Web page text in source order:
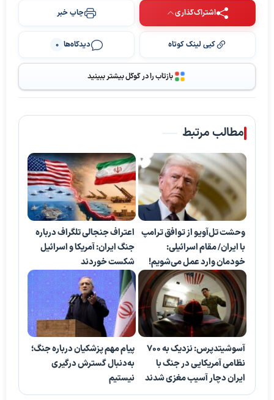
اشتراک‌گذاری چاپ خبر
کپی لینک کوتاه دیدگاه‌ها 0
بازتاب را در گوگل بیشتر ببینید
مطالب مرتبط
وحشت تل‌آویو از توافق ترامپ
با ایران/ مقام اسرائیلی:
خودمان وارد عمل می‌شویم!
اعتراف جنجالی تلگراف درباره
جنگ ایران: آمریکا و اسرائیل
شکست خوردند
آسوشیتدپرس: نزدیک به ۷۰۰
نظامی آمریکایی در جنگ با
ایران دچار آسیب مغزی شدند
پیام مهم پزشکیان درباره جنگ؛
به‌دنبال گسترش درگیری
نیستیم